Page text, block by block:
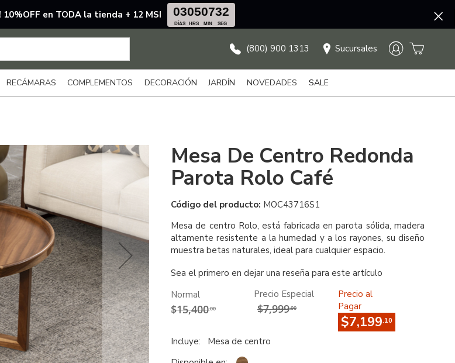
(800) 900 1313 Sucursales
RECÁMARAS COMPLEMENTOS DECORACIÓN JARDÍN NOVEDADES SALE
Mesa De Centro Redonda
Parota Rolo Café
Código del producto: MOC43716S1
Mesa de centro Rolo, está fabricada en parota sólida, madera
altamente resistente a la humedad y a los rayones, su diseño
muestra betas naturales, ideal para cualquier espacio.
Sea el primero en dejar una reseña para este artículo
Normal
$15,400.00
Precio Especial
$7,999.00
Precio al
Pagar
$7,199.10
Incluye:
Mesa de centro
10%OFF en TODA la tienda + 12 MSI 03
DÍAS
05
HRS
07
MIN
31
SEG